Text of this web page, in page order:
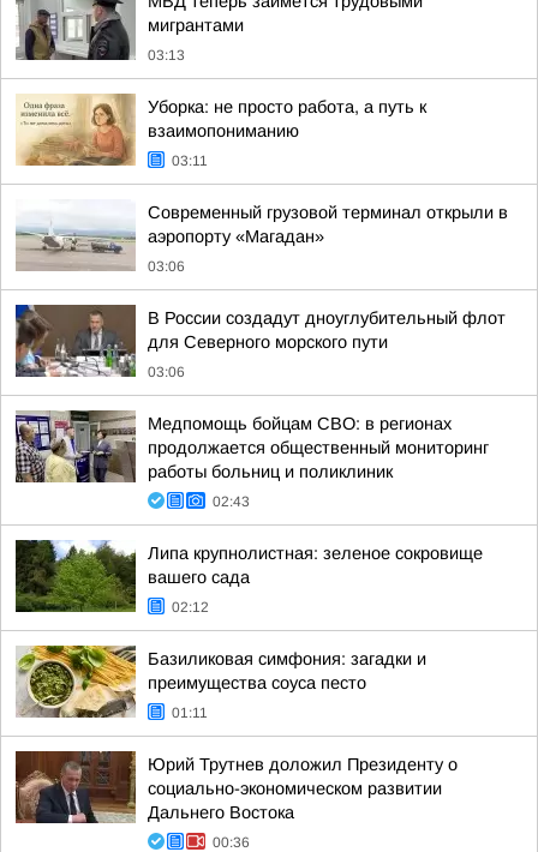
мигрантами
03:13
Уборка: не просто работа, а путь к
взаимопониманию
03:11
Современный грузовой терминал открыли в
аэропорту «Магадан»
03:06
В России создадут дноуглубительный флот
для Северного морского пути
03:06
Медпомощь бойцам СВО: в регионах
продолжается общественный мониторинг
работы больниц и поликлиник
02:43
Липа крупнолистная: зеленое сокровище
вашего сада
02:12
Базиликовая симфония: загадки и
преимущества соуса песто
01:11
Юрий Трутнев доложил Президенту о
социально-экономическом развитии
Дальнего Востока
00:36